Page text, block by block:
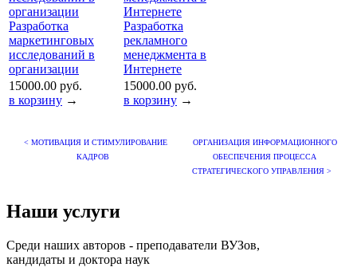
Разработка
маркетинговых
исследований в
организации
15000.00 руб.
в корзину →
Разработка
рекламного
менеджмента в
Интернете
15000.00 руб.
в корзину →
< МОТИВАЦИЯ И СТИМУЛИРОВАНИЕ
КАДРОВ
ОРГАНИЗАЦИЯ ИНФОРМАЦИОННОГО
ОБЕСПЕЧЕНИЯ ПРОЦЕССА
СТРАТЕГИЧЕСКОГО УПРАВЛЕНИЯ >
Наши услуги
Среди наших авторов - преподаватели ВУЗов,
кандидаты и доктора наук